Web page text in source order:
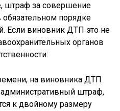
штраф за совершение
обязательном порядке
Если виновник ДТП это не
органов
на виновника ДТП
штраф,
к двойному размеру